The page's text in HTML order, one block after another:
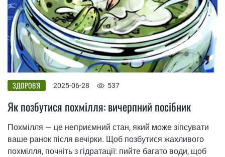
ЗДОРОВ'Я 2025-06-28 537
Як позбутися похмілля: вичерпний посібник
Похмілля — це неприємний стан, який може зіпсувати
ваше ранок після вечірки. Щоб позбутися жахливого
похмілля, почніть з гідратації: пийте багато води, щоб